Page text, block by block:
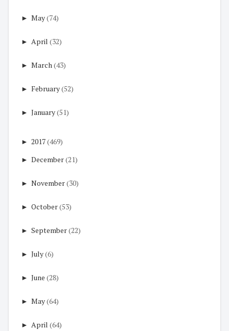
► May(74)
► April (32)
► March(43)
► February(52)
► January(51)
► 2017(469)
► December(21)
► November(30)
► October(53)
► September(22)
► July(6)
► June (28)
► May(64)
► April (64)